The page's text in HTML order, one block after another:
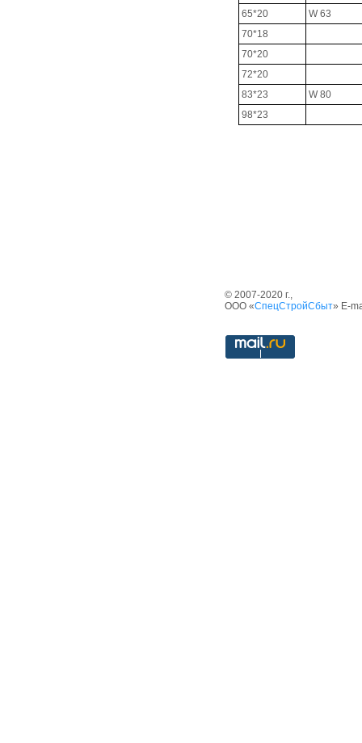
65*20
W 63
70*18
70*20
72*20
83*23
W 80
98*23
© 2007-2020 г.,
ООО «СпецСтройСбыт» E-